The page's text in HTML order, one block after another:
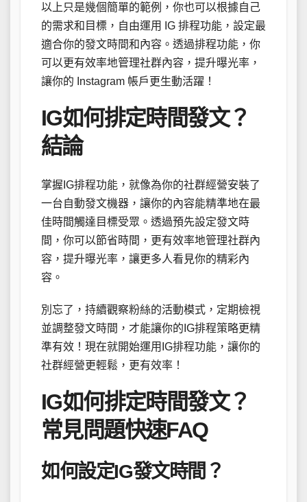
以上只是幾個簡單的範例，你也可以根據自己
的需求和目標，自由運用 IG 排程功能，設定最
適合你的發文時間和內容。透過排程功能，你
可以更有效率地管理社群內容，提升曝光率，
讓你的 Instagram 帳戶更生動活躍！
IG如何排定時間發文？
結論
掌握IG排程功能，就像為你的社群經營安裝了
一台自動發文機器，讓你的內容能精準地在最
佳時間觸達目標受眾。透過預先設定發文時
間，你可以節省時間，更有效率地管理社群內
容，提升曝光率，讓更多人看見你的精彩內
容。
別忘了，持續觀察粉絲的活動模式，定期檢視
並調整發文時間，才能讓你的IG排程策略更精
準有效！現在就開始運用IG排程功能，讓你的
社群經營更輕鬆，更有效率！
IG如何排定時間發文？
常見問題快速FAQ
如何設定IG發文時間？